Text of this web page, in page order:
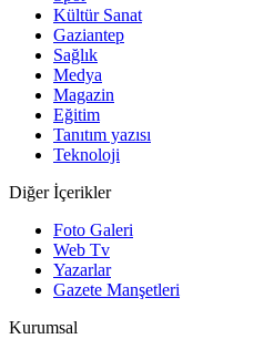
Kültür Sanat
Gaziantep
Sağlık
Medya
Magazin
Eğitim
Tanıtım yazısı
Teknoloji
Diğer İçerikler
Foto Galeri
Web Tv
Yazarlar
Gazete Manşetleri
Kurumsal